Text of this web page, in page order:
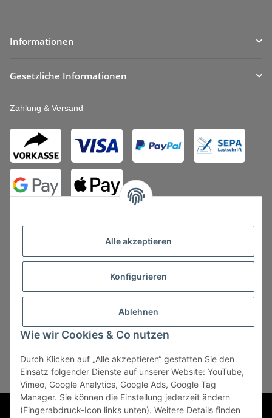
Alle akzeptieren
Konfigurieren
Ablehnen
Wie wir Cookies & Co nutzen
Durch Klicken auf „Alle akzeptieren“ gestatten Sie den
Einsatz folgender Dienste auf unserer Website: YouTube,
Vimeo, Google Analytics, Google Ads, Google Tag
Manager. Sie können die Einstellung jederzeit ändern
(Fingerabdruck-Icon links unten). Weitere Details finden
Informationen
Gesetzliche Informationen
Zahlung & Versand
Vertrag widerrufen
* Alle Preise zzgl. gesetzlicher USt., zzgl.Versand, zzgl.
Mindermengenzuschlag
Powered byJTL-Shop